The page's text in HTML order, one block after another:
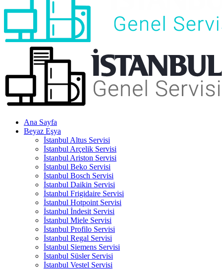
Ana Sayfa
Beyaz Eşya
İstanbul Altus Servisi
İstanbul Arçelik Servisi
İstanbul Ariston Servisi
İstanbul Beko Servisi
İstanbul Bosch Servisi
İstanbul Daikin Servisi
İstanbul Frigidaire Servisi
İstanbul Hotpoint Servisi
İstanbul İndesit Servisi
İstanbul Miele Servisi
İstanbul Profilo Servisi
İstanbul Regal Servisi
İstanbul Siemens Servisi
İstanbul Süsler Servisi
İstanbul Vestel Servisi